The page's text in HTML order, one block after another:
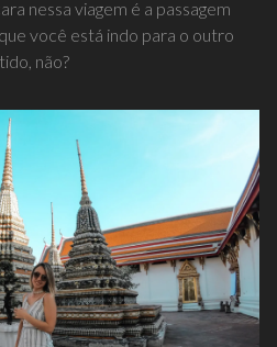
nessa viagem é a passagem
você está indo para o outro
não?